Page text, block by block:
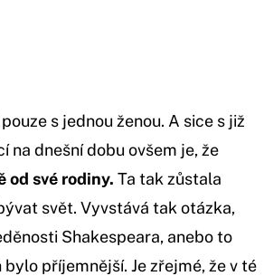
s jednou ženou. A sice s již
na dnešní dobu ovšem je, že
od své rodiny. Ta tak zůstala
svět. Vyvstává tak otázka,
Shakespeara, anebo to
příjemnější. Je zřejmé, že v té